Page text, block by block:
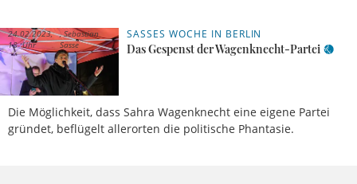
SASSES WOCHE IN BERLIN
Das Gespenst der Wagenknecht-Partei
Die Möglichkeit, dass Sahra Wagenknecht eine eigene Partei
gründet, beflügelt allerorten die politische Phantasie.
24.02.2023,
18 Uhr
Sebastian
Sasse